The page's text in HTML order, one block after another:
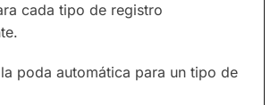
cada tipo de registro
poda automática para un tipo de